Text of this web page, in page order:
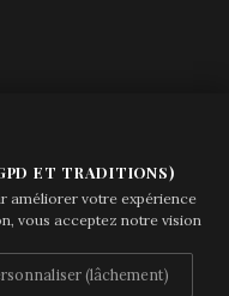
—
ET TRADITIONS)
améliorer votre expérience
vous acceptez notre vision
(lâchement)